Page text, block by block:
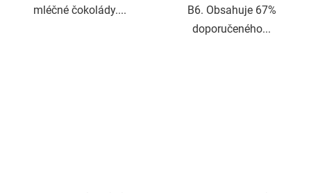
mléčné čokolády....
B6. Obsahuje 67%
doporučeného...